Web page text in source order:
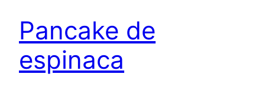
Pancake de
espinaca